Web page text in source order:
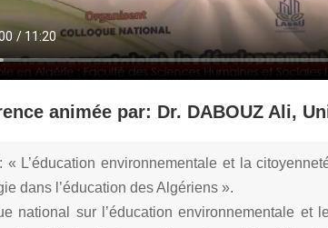
animée par: Dr. DABOUZ Ali,
« L’éducation environnementale et la
dans l’éducation des Algériens ».
national sur l’éducation environnementale et